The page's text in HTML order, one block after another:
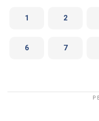
1 2
6 7